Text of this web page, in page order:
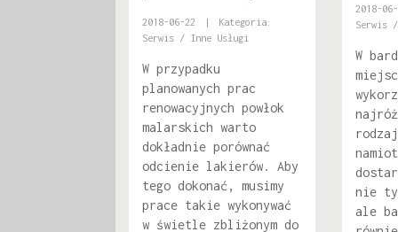
2018-06-22 |
Kategoria:
Serwis / Inne Usługi
W przypadku
planowanych prac
renowacyjnych powłok
malarskich warto
dokładnie porównać
odcienie lakierów. Aby
tego dokonać, musimy
prace takie wykonywać
w świetle zbliżonym do
2018-
Serwis
W
nie
ale